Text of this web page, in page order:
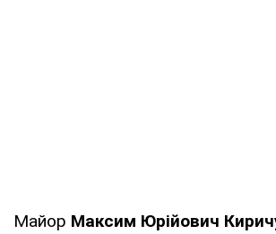
Майор Максим Юрійович